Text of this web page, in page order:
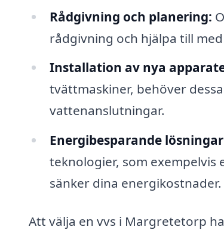
Rådgivning och planering:
rådgivning och hjälpa till
Installation av nya
tvättmaskiner, behöver
vattenanslutningar.
Energibesparande
teknologier, som
sänker dina energikostnader.
Att välja en vvs i Margretetorp